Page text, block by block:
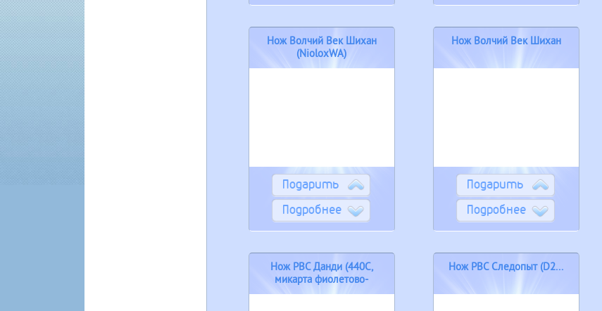
Нож Волчий Век Шихан
(NioloxWA)
Подарить
Подробнее
Нож Волчий Век Шихан
Подарить
Подробнее
Нож РВС Данди (440С,
микарта фиолетово-
голубая...
Нож РВС Следопыт (D2...